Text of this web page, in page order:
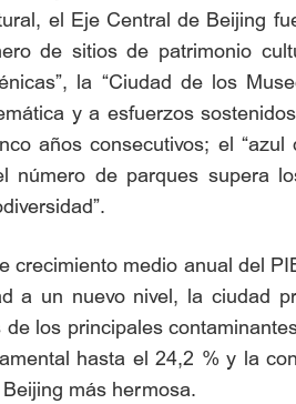
el Eje Central de Beijing
de sitios de patrimonio
la “Ciudad de los
y a esfuerzos
años consecutivos; el
de parques supera
medio anual del
a un nuevo nivel, la ciudad
los principales
hasta el 24,2 % y la
más hermosa.